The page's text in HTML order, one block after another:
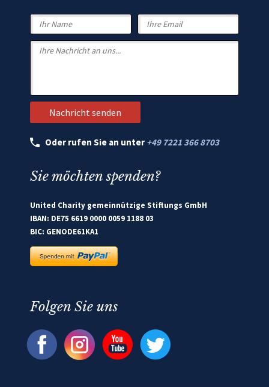
Oder rufen Sie an unter +49 7221 366 8703
Sie möchten spenden?
United Charity gemeinnützige Stiftungs GmbH
IBAN: DE75 6619 0000 0059 1188 03
BIC: GENODE61KA1
Folgen Sie uns